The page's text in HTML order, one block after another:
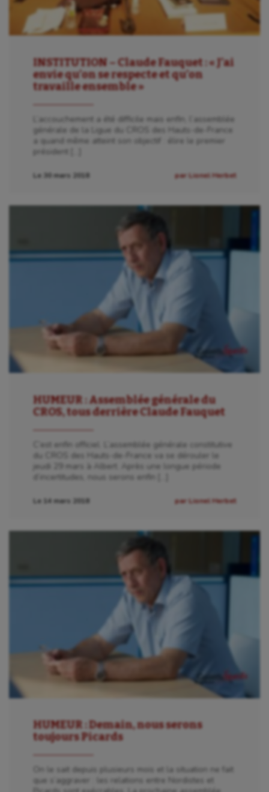
INSTITUTION – Claude Fauquet : « J’ai
envie qu’on se respecte et qu’on
travaille ensemble »
L’accouchement a été difficile mais enfin, l’assemblée
générale de la Ligue du CROS des Hauts-de-France
a quand même atteint son objectif : élire le premier
président […]
Le 30 mars 2018 par Lionel Herbet
HUMEUR : Assemblée générale du
CROS, tous derrière Claude Fauquet
C’est enfin officiel. L’assemblée générale constitutive
du CROS des Hauts-de-France va se dérouler le
jeudi 29 mars à Albert. Après une longue période
d’incertitudes, nous serons enfin […]
Le 14 mars 2018 par Lionel Herbet
HUMEUR : Demain, nous serons
toujours Picards
On le sait depuis plusieurs mois et la situation ne fait
que s’aggraver : les relations entre Nordistes et